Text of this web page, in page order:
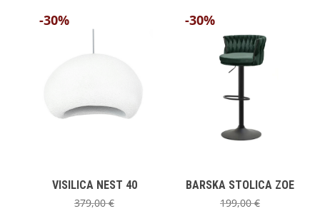
-30%
VISILICA NEST 40
379,00€
-30%
BARSKA STOLICA ZOE
199,00€